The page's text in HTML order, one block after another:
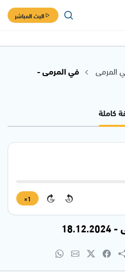
البث المباشر
المرمى
في المرمى -
كاملة
15
15
1×